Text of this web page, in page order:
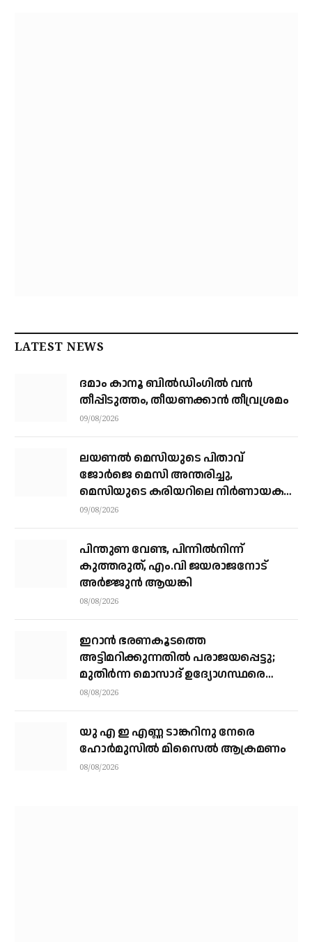
LATEST NEWS
ദമാം കാനൂ ബിൽഡിംഗിൽ വൻ
തീപ്പിടുത്തം, തീയണക്കാൻ തീവ്രശ്രമം
09/08/2026
ലയണൽ മെസിയുടെ പിതാവ്
ജോർജെ മെസി അന്തരിച്ചു, ​
മെസിയുടെ കരിയറിലെ നിർണായക
ശക്തി
09/08/2026
പിന്തുണ വേണ്ട, പിന്നിൽനിന്ന്
കുത്തരുത്, എം.വി ജയരാജനോട്
അർജ്ജുൻ ആയങ്കി
08/08/2026
ഇറാന്‍ ഭരണകൂടത്തെ
അട്ടിമറിക്കുന്നതില്‍ പരാജയപ്പെട്ടു;
മുതിര്‍ന്ന മൊസാദ് ഉദ്യോഗസ്ഥരെ
പിരിച്ചുവിട്ടു
08/08/2026
യു എ ഇ എണ്ണ ടാങ്കറിനു നേരെ
ഹോര്‍മുസില്‍ മിസൈല്‍ ആക്രമണം
08/08/2026